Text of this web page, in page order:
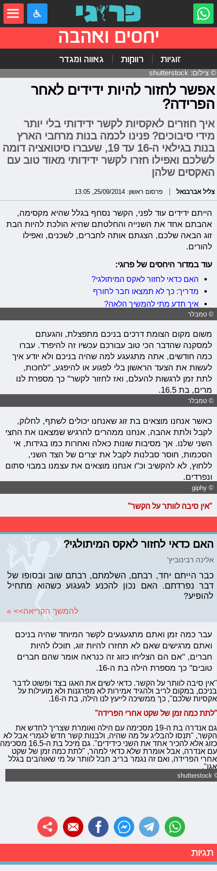
יחסים ואהבה
זוגיות רווקות גאווה ומגדר
© צילום: shutterstock
אפשר לחזור להיות ידידים לאחר
הפרידה?
איך חוזרים לאקסיות לקשר ידידותי בלי יותר
מידי סיבוכים? פנינו לכמה בנות מרחבי הארץ
בנות בגילאי ה-16 עד 19, שעברו סיטואציה דומה
לשלכם ואפילו חזרו לקשר ידידותי מאוד טוב עם
האקסים שלהן
צליל אברבנאל פרסום ראשון: 25/09/2014, 13:05
הייתם ידידים עוד לפני, הקשר נסחף בגלל שהיא מקסימה,
אהבתם אחד את השנייה והחלטתם שהיא הולכת להיות הבת
זוג הבאה שלכם, הצגתם אותה לחברים, לשכנים, ואפילו
להורים.
עוד במדור היחסים של פרוגי:
האם כדאי לחזור לאקס המיתולגי?
מדריך: כך לא תמצאו חבר לחורף
איך תדע מתי להמשיך הלאה?
© טמבלר
משום מקום הצומת דרכים בניכם מתפצלת, והגעתם
למסקנה שהדבר הכי טוב עבורכם עכשיו זה להיפרד. עברו
כמה חודשים, אתה מתגעגע למה שהיה בניכם ולא יודע איך
לעשות את הצעד הראשון בלי לפגוע או להיפגע, "לחכות,
לתת זמן לרגשות להעלם, ואז לחזור לקשר" כך מספרת לנו
מרים, בת 16.5.
© טמבלר
כאשר אנחנו מוצאים בת זוג שאנחנו יכולים לשתף, לחלוק,
לקבל ולתת אהבה, אנחנו ממהרים להרגיש שמצאנו את החצי
השני שלנו. אך מסיבות שונות כאלה ואחרות כמו בגידות, אי
הסכמות, חוסר סבלנות לקבל את יצרים של הצד השני,
ללחוץ, לא להקשיב וכ"ו אנחנו מוצאים את עצמנו במבוי סתום
ונפרדים.
© giphy
"אין סיבה לוותר על הקשר"
האם כדאי לחזור לאקס המיתולגי?
אלינה רבינוביץ'
כבר הייתם יחד, רבתם, השלמתם, רבתם שוב ובסופו של
דבר נפרדתם. האם נכון להכנע לגעגוע כשהוא מתחיל
להופיע?
להמשך הקריאה>> »
עבר כמה זמן ואתם מתגעגעים לקשר המיוחד שהיה בניכם
ואתם מרגישים שאם לא תחזרו להיות זוג, תוכלו להיות
חברים, "אם הם הצליחו כזוג זה כנראה אומר שהם חברים
טובים" כך מספרת הילה בת ה-16.
"אין סיבה לוותר על הקשר. כדאי לשים את האגו בצד ופשוט לדבר
בניכם, במקום לריב ולהגיד אמירות לא מפרגנות ולא מועילות על
אקסיות שלכם", כך ממשיכה לייעץ לנו הילה, בת ה-16.
"לתת כמה זמן של שקט אחרי הפרידה"
גם אנדרה בת ה-19 מסכימה עם הילה ואומרת שצריך לחדש את
הקשר, "תנסו להבליג על מה שהיה, ולבנות קשר חדש לגמרי אבל לא
כזוג אלא להכיר אחד את השני כידידים". גם מיכל בת ה-16.5 מסכימה
עם אנדרה, אבל אומרת שלא כדאי למהר, "לתת כמה זמן של שקט
אחרי הפרידה, ואם זה נגמר בריב חבל לוותר על מי שאוהבים בגלל
אגו".
©
תגיות